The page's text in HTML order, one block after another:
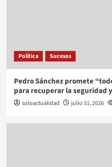
Política Sucesos
Pedro Sánchez promete
para recuperar la seguridad
soloactualidad julio 31, 2026